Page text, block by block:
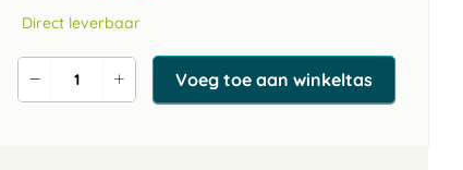
Direct leverbaar
Verhoog
de
Verlaag
de
Voeg toe aan winkeltas